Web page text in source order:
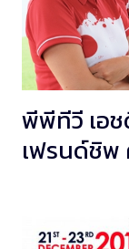
พีพีทีวี เอ
เฟรนด์ชิพ